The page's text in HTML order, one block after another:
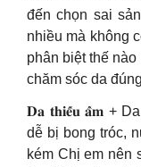
đến chọn sai
nhiều mà không
phân biệt thế
chăm sóc da
𝐃𝐚 𝐭𝐡𝐢𝐞̂́𝐮 𝐚̂̉𝐦 +
dễ bị bong tróc,
kém Chị em nên